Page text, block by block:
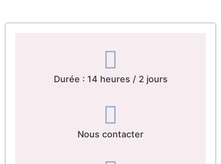
Durée : 14 heures / 2 jours
Nous contacter